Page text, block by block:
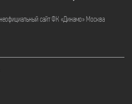
сайт ФК «Динамо» Москва